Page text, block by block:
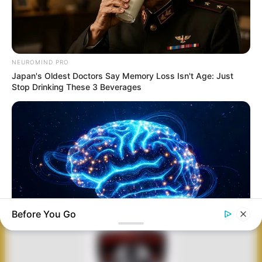
UCAV Ukraina Uni Soviet
TRUK-MILITER
ANTARA DOKTRIN
DAN PROPAGANDA:
MENAKAR
REALITAS TAKTIS
DI BALIK VIDEO
VIRAL TRUK EMALS
GEBRAKAN
PRINDAPAN! INDIA
GANDENG AM
GENERAL PASOK
SPH MARG 155MM
UNTUK US ARMY
THE DEFENDER
LION KING: SIRINE
NUKLIR MOBILE
RAKSASA MILIK
CINA, TANDINGAN
MODERN
CHRYSLER BIG RED
AS
NEUROMIND PRO
Japan's Oldest Doctors Say Memory Loss Isn't Age: Just
Stop Drinking These 3 Beverages
Men 45+ Are Trying This To Perform Better
Before You Go